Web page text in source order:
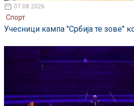
07.08.2026
Спорт
Учесници кампа "Србија те зове"